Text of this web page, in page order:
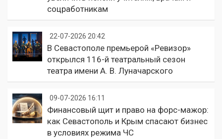
соцработникам
22-07-2026 20:42
В Севастополе премьерой «Ревизор»
открылся 116-й театральный сезон
театра имени А. В. Луначарского
09-07-2026 16:11
Финансовый щит и право на форс-мажор:
как Севастополь и Крым спасают бизнес
в условиях режима ЧС